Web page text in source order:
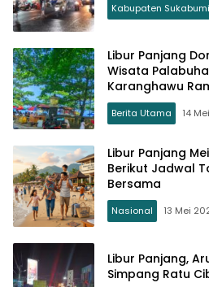
Kabupaten Sukabumi
Libur Panjang
Wisata
Karanghawu
Berita Utama 14
Libur Panjang
Berikut Jadwal
Bersama
Nasional 13 Mei
Libur Panjang,
Simpang Ratu